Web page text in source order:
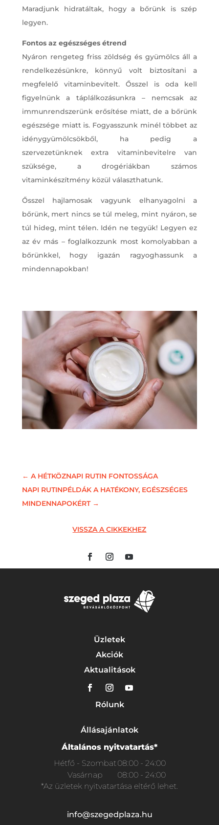
Maradjunk hidratáltak, hogy a bőrünk is szép
legyen.
Fontos az egészséges étrend
Nyáron rengeteg friss zöldség és gyümölcs áll a
rendelkezésünkre, könnyű volt biztosítani a
megfelelő vitaminbevitelt. Ősszel is oda kell
figyelnünk a táplálkozásunkra – nemcsak az
immunrendszerünk erősítése miatt, de a bőrünk
egészsége miatt is. Fogyasszunk minél többet az
idénygyümölcsökből, ha pedig a
szervezetünknek extra vitaminbevitelre van
szüksége, a drogériákban számos
vitaminkészítmény közül választhatunk.
Ősszel hajlamosak vagyunk elhanyagolni a
bőrünk, mert nincs se túl meleg, mint nyáron, se
túl hideg, mint télen. Idén ne tegyük! Legyen ez
az év más – foglalkozzunk most komolyabban a
bőrünkkel, hogy igazán ragyoghassunk a
mindennapokban!
← A HÉTKÖZNAPI RUTIN FONTOSSÁGA
NAPI RUTINPÉLDÁK A HATÉKONY, EGÉSZSÉGES
MINDENNAPOKÉRT→
VISSZA A CIKKEKHEZ
Üzletek
Akciók
Aktualitások
Rólunk
Állásajánlatok
Általános nyitvatartás*
Hétfő - Szombat 08:00 - 24:00
Vasárnap
08:00 - 24:00
*Az üzletek nyitvatartása eltérő lehet.
info@szegedplaza.hu